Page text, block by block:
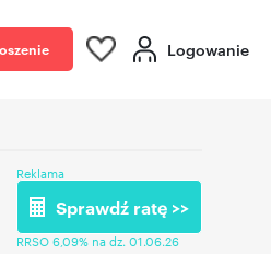
Logowanie
Reklama
Sprawdź ratę >>
RRSO 6,09% na dz. 01.06.26